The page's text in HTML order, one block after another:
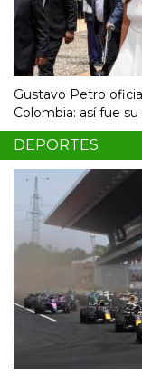
Gustavo Petro
Colombia: así fue
DEPORTES